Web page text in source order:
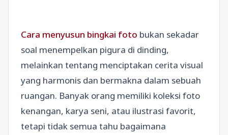
Cara menyusun bingkai foto bukan sekadar
soal menempelkan pigura di dinding,
melainkan tentang menciptakan cerita visual
yang harmonis dan bermakna dalam sebuah
ruangan. Banyak orang memiliki koleksi foto
kenangan, karya seni, atau ilustrasi favorit,
tetapi tidak semua tahu bagaimana